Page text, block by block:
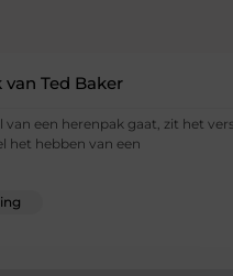
Ted Baker
van een herenpak gaat, zit het
het hebben van een